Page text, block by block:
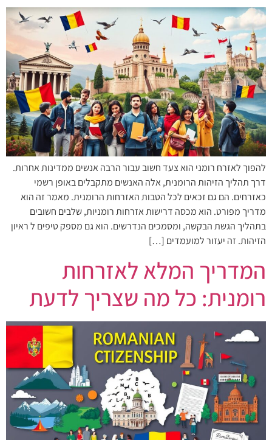
להפוך לאזרח רומני הוא צעד חשוב עבור הרבה אנשים ממדינות אחרות.
דרך תהליך הזיהות הרומנית, אלה האנשים מתקבלים באופן רשמי
כאזרחים. הם גם זכאים לכל הטבות האזרחות הרומנית. מאמר זה הוא
מדריך מפורט. הוא מכסה דרישות אזרחות רומניות, שלבים חשובים
בתהליך הגשת הבקשה, ומסמכים הנדרשים. הוא גם מספק טיפים ל ראיון
הזיהות. זה יעזור למועמדים […]
המדריך המלא לאזרחות
רומנית: כל מה שצריך לדעת